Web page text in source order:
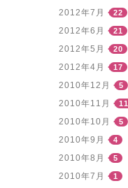
2012年7月 22
2012年6月 21
2012年5月 20
2012年4月 17
2010年12月 5
2010年11月 11
2010年10月 5
2010年9月 4
2010年8月 5
2010年7月 1